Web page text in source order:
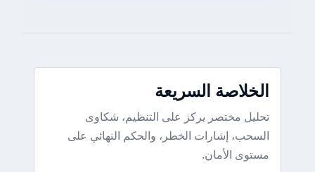
الخلاصة السريعة
تحليل مختصر يركز على التنظيم، شكاوى
السحب، إشارات الخطر، والحكم النهائي على
مستوى الأمان.